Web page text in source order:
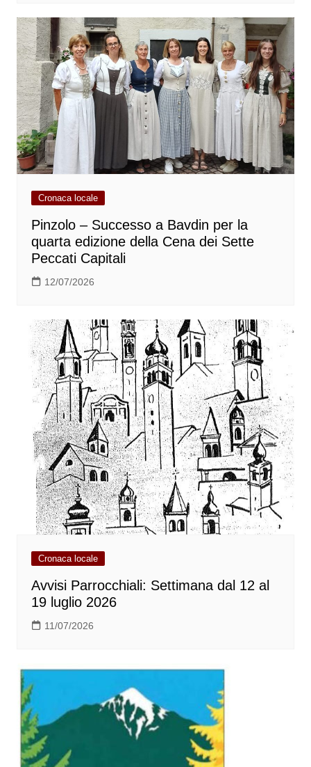
Cronaca locale
Pinzolo – Successo a Bavdin per la
quarta edizione della Cena dei Sette
Peccati Capitali
12/07/2026
Cronaca locale
Avvisi Parrocchiali: Settimana dal 12 al
19 luglio 2026
11/07/2026